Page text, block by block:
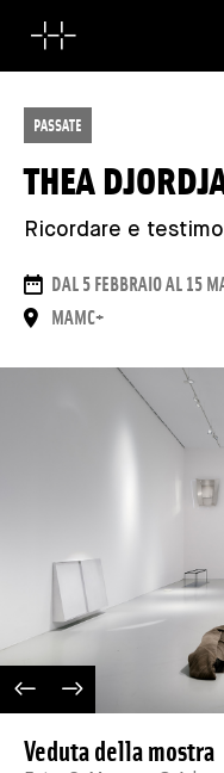
PASSATE
THEA
Ricordare e
DATE
DAL 5 FEBBRAIO AL 15
LUOGO
MAMC+
IMAGE PRÉCÉDENTEIMAGE SUIVANTE
Veduta della mostra